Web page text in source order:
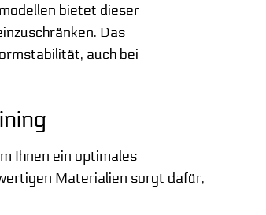
bietet dieser
Das
auch bei
Ihnen ein optimales
Materialien sorgt dafür,